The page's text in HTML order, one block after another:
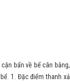
bẩn về bể cân bằng,
1. Đặc điểm thanh xả